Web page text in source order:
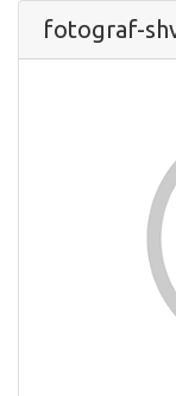
fotograf-